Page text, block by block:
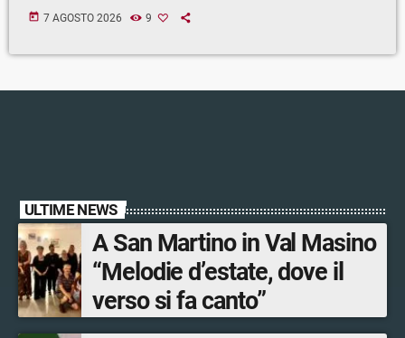
today 7 AGOSTO 2026 9
ULTIME NEWS
A San Martino in Val Masino
“Melodie d’estate, dove il
verso si fa canto”